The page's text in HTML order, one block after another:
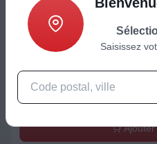
Housse de protection
27,99€
Ajouter
Saisissez